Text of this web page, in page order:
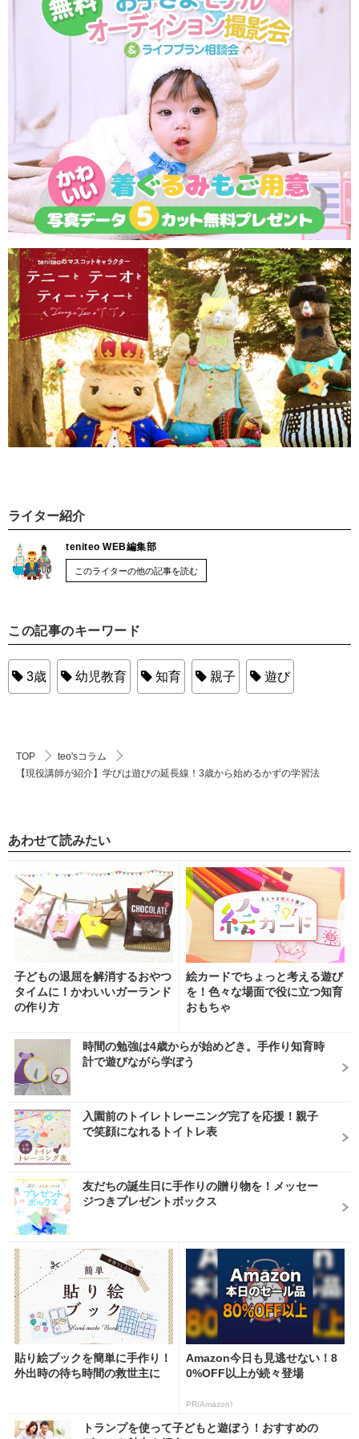
ライター紹介
teniteo WEB編集部
このライターの他の記事を読む
この記事のキーワード
3歳 幼児教育 知育 親子 遊び
TOP
teo'sコラム
【現役講師が紹介】学びは遊びの延長線！3歳から始めるかずの学習法
あわせて読みたい
子どもの退屈を解消するおやつ
タイムに！かわいいガーランド
の作り方
絵カードでちょっと考える遊び
を！色々な場面で役に立つ知育
おもちゃ
時間の勉強は4歳からが始めどき。手作り知育時
計で遊びながら学ぼう
入園前のトイレトレーニング完了を応援！親子
で笑顔になれるトイトレ表
友だちの誕生日に手作りの贈り物を！メッセー
ジつきプレゼントボックス
貼り絵ブックを簡単に手作り！
外出時の待ち時間の救世主に
Amazon今日も見逃せない！8
0%OFF以上が続々登場
PR(Amazon)
トランプを使って子どもと遊ぼう！おすすめの